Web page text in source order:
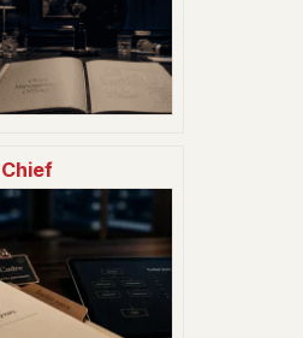
Chief
Management
Officer : le levier
stratégique pour
aligner exécution
et vision